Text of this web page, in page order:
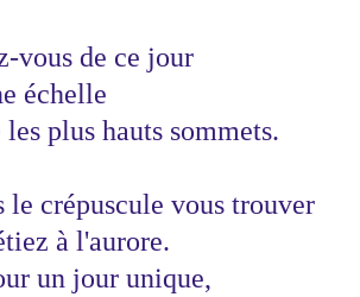
vous de ce jour
échelle
plus hauts sommets.
le crépuscule vous trouver
à l'aurore.
un jour unique,